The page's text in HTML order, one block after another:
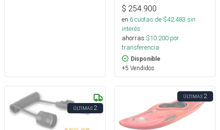
$ 254.900
en 6cuotas de $42.483 sin
interés
ahorras $10.200 por
transferencia.
Disponible
+5 Vendidos
ÚLTIMAS2
ÚLTIMAS2